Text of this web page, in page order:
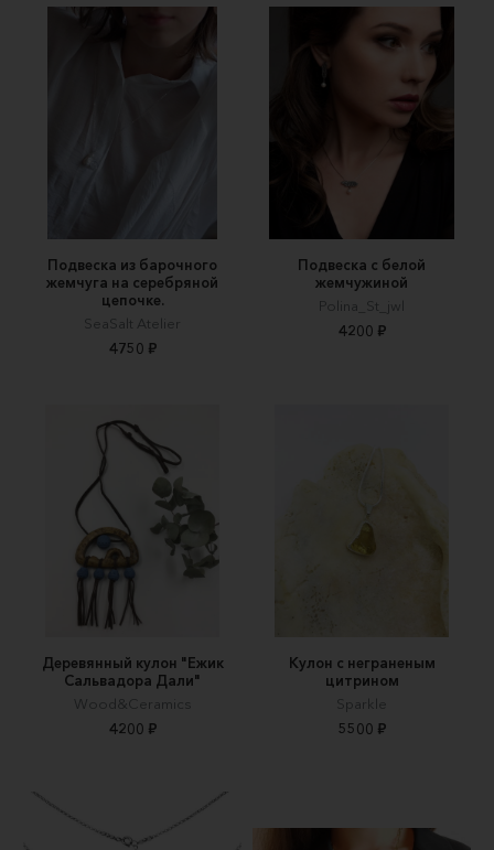
Подвеска из барочного
жемчуга на серебряной
цепочке.
SeaSalt Atelier
4750 ₽
Подвеска с белой
жемчужиной
Polina_St_jwl
4200 ₽
Деревянный кулон "Ежик
Сальвадора Дали"
Wood&Ceramics
4200 ₽
Кулон с неграненым
цитрином
Sparkle
5500 ₽